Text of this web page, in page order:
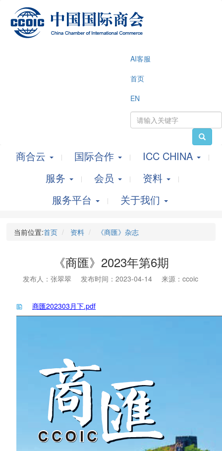
AI客服
首页
EN
商合云 国际合作
ICC CHINA
服务
会员
资料
服务平台
关于我们
当前位置:首页 资料 《商匯》杂志
《商匯》2023年第6期
发布人：张翠翠 发布时间：2023-04-14 来源：ccoic
商匯202303月下.pdf